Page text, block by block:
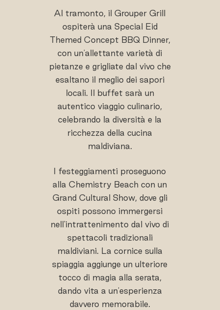
Al tramonto, il Grouper Grill
ospiterà una Special Eid
Themed Concept BBQ Dinner,
con un'allettante varietà di
pietanze e grigliate dal vivo che
esaltano il meglio dei sapori
locali. Il buffet sarà un
autentico viaggio culinario,
celebrando la diversità e la
ricchezza della cucina
maldiviana.
I festeggiamenti proseguono
alla Chemistry Beach con un
Grand Cultural Show, dove gli
ospiti possono immergersi
nell'intrattenimento dal vivo di
spettacoli tradizionali
maldiviani. La cornice sulla
spiaggia aggiunge un ulteriore
tocco di magia alla serata,
dando vita a un'esperienza
davvero memorabile.